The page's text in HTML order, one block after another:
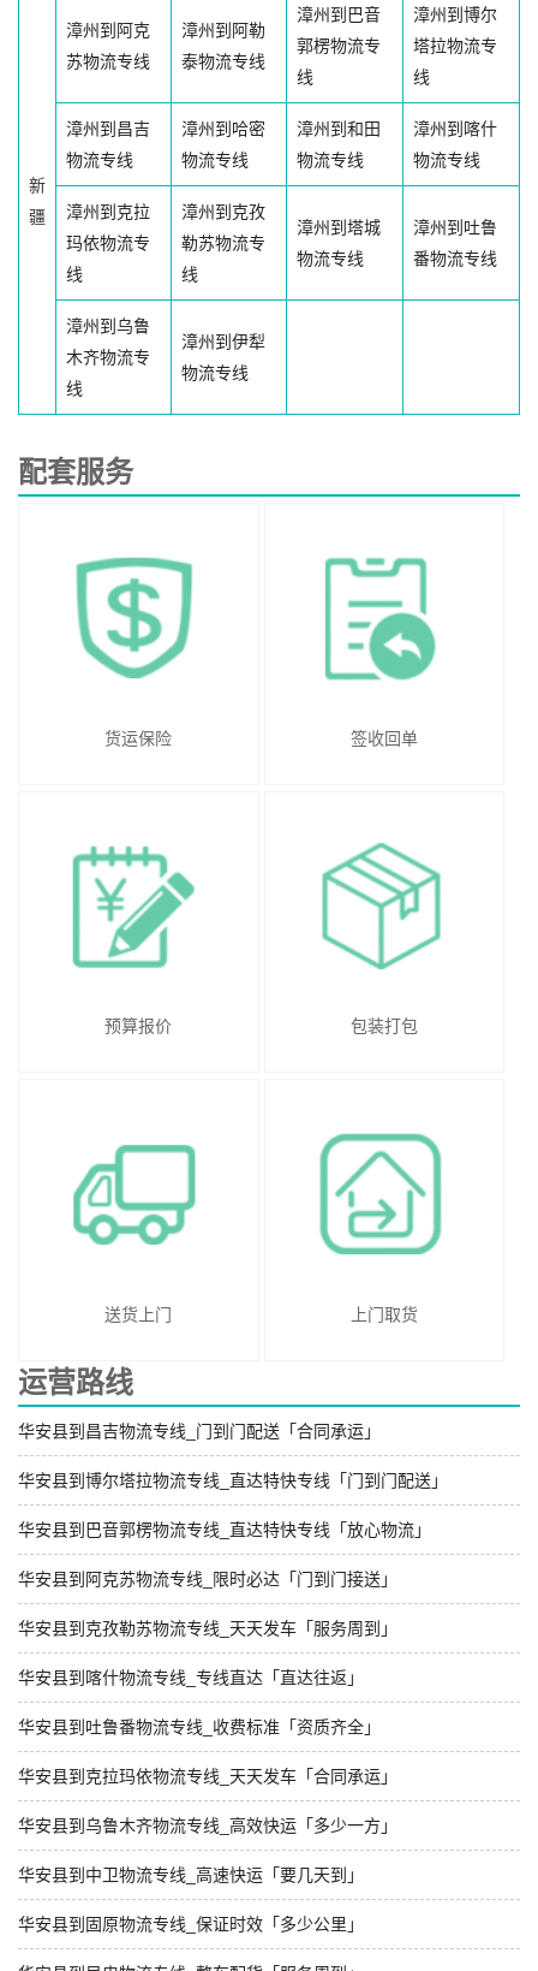
新
疆
漳州到阿克
苏物流专线
漳州到阿勒
泰物流专线
漳州到巴音
郭楞物流专
线
漳州到博尔
塔拉物流专
线
漳州到昌吉
物流专线
漳州到哈密
物流专线
漳州到和田
物流专线
漳州到喀什
物流专线
漳州到克拉
玛依物流专
线
漳州到克孜
勒苏物流专
线
漳州到塔城
物流专线
漳州到吐鲁
番物流专线
漳州到乌鲁
木齐物流专
线
漳州到伊犁
物流专线
配套服务
货运保险 签收回单
预算报价 包装打包
送货上门 上门取货
运营路线
华安县到昌吉物流专线_门到门配送「合同承运」
华安县到博尔塔拉物流专线_直达特快专线「门到门配送」
华安县到巴音郭楞物流专线_直达特快专线「放心物流」
华安县到阿克苏物流专线_限时必达「门到门接送」
华安县到克孜勒苏物流专线_天天发车「服务周到」
华安县到喀什物流专线_专线直达「直达往返」
华安县到吐鲁番物流专线_收费标准「资质齐全」
华安县到克拉玛依物流专线_天天发车「合同承运」
华安县到乌鲁木齐物流专线_高效快运「多少一方」
华安县到中卫物流专线_高速快运「要几天到」
华安县到固原物流专线_保证时效「多少公里」